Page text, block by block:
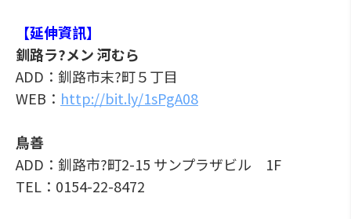
【延伸資訊】
釧路ラ?メン 河むら
ADD：釧路市末?町５丁目
WEB： http://bit.ly/1sPgA08
鳥善
ADD：釧路市?町2-15 サンプラザビル 1F
TEL：0154-22-8472